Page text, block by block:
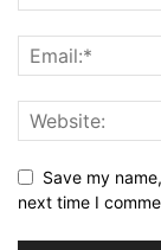
Save my
next time I